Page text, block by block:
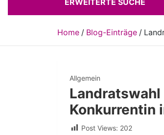
ERWEITERTE SUCHE
Home Blog-Einträge
Allgemein
Konkurrentin
Post Views: 202